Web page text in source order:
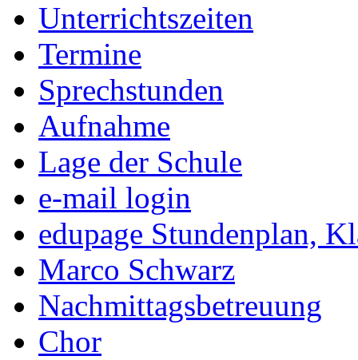
Unterrichtszeiten
Termine
Sprechstunden
Aufnahme
Lage der Schule
e-mail login
edupage Stundenplan,
Marco Schwarz
Nachmittagsbetreuung
Chor